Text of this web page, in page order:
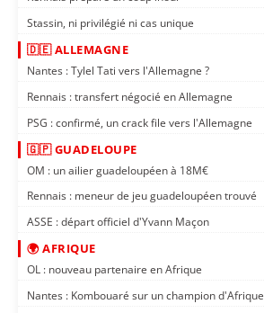
Stassin, ni privilégié ni cas unique
🇩🇪 ALLEMAGNE
Nantes : Tylel Tati vers l'Allemagne ?
Rennais : transfert négocié en Allemagne
PSG : confirmé, un crack file vers l'Allemagne
🇬🇵 GUADELOUPE
OM : un ailier guadeloupéen à 18M€
Rennais : meneur de jeu guadeloupéen trouvé
ASSE : départ officiel d'Yvann Maçon
🌍 AFRIQUE
OL : nouveau partenaire en Afrique
Nantes : Kombouaré sur un champion d'Afrique